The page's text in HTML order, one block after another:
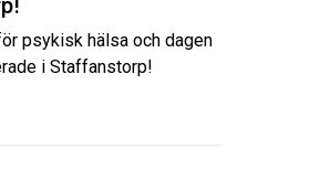
psykisk hälsa och dagen
i Staffanstorp!